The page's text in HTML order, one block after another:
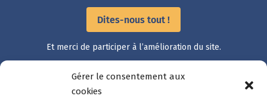
Dites-nous tout !
Et merci de participer à l’amélioration du site.
Accès rapide
Gérer le consentement aux
cookies